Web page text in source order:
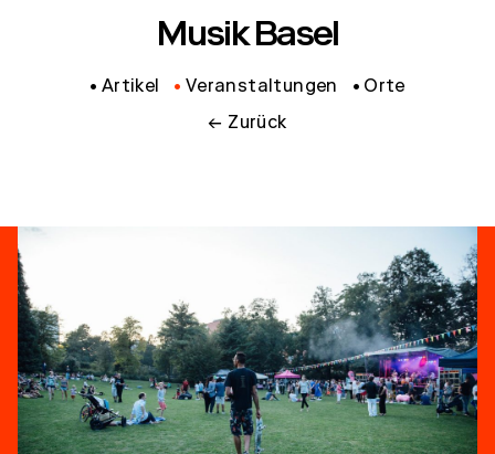
Musik Basel
Artikel Veranstaltungen Orte
← Zurück